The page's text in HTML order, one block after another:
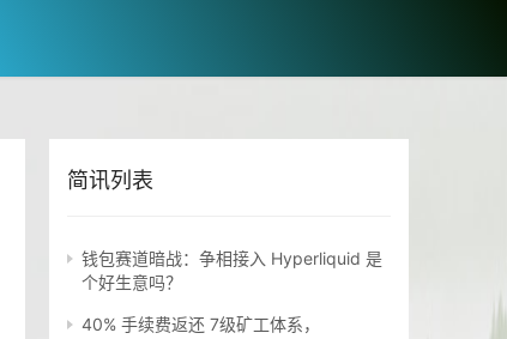
简讯列表
钱包赛道暗战：争相接入 Hyperliquid 是
个好生意吗？
40% 手续费返还 7级矿工体系，